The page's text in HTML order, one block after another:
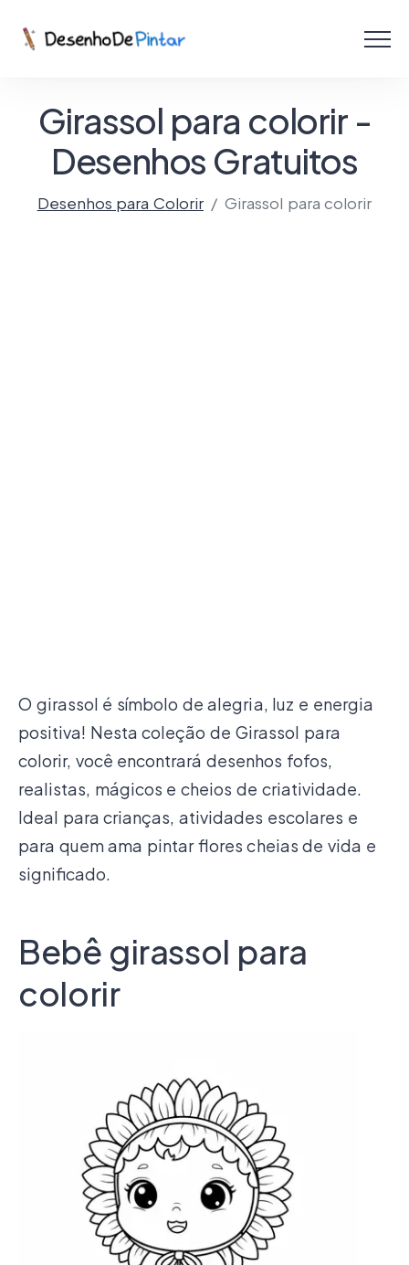
Colorir Online
Criar com IA!
Girassol para colorir -
Desenhos Gratuitos
Desenhos para Colorir Girassol para colorir
O girassol é símbolo de alegria, luz e energia
positiva! Nesta coleção de Girassol para
colorir, você encontrará desenhos fofos,
realistas, mágicos e cheios de criatividade.
Ideal para crianças, atividades escolares e
para quem ama pintar flores cheias de vida e
significado.
Bebê girassol para
colorir